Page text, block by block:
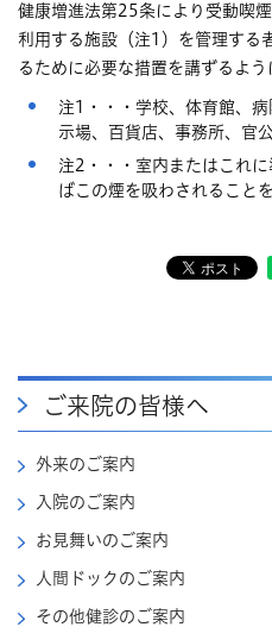
健康増進法第25条により受動喫
利用する施設（注1）を管理する
るために必要な措置を講ずるよう
注1・・・学校、体育館、
示場、百貨店、事務所、官
注2・・・室内またはこれ
ばこの煙を吸わされることを
ご来院の皆様へ
外来のご案内
入院のご案内
お見舞いのご案内
人間ドックのご案内
その他健診のご案内